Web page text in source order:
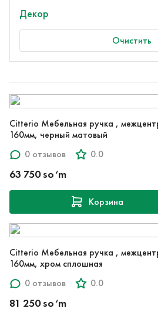
Декор
Очистить
Citterio Мебельная ручка ,
160мм, черный матовый
0 отзывов
0.0
63 750 so‘m
Корзина
Citterio Мебельная ручка ,
160мм, хром сплошная
0 отзывов
0.0
81 250 so‘m